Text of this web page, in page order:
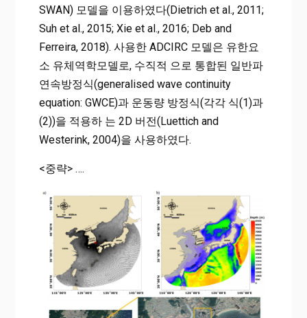
SWAN) 모델을 이용하였다(Dietrich et al., 2011;
Suh et al., 2015; Xie et al., 2016; Deb and
Ferreira, 2018). 사용한 ADCIRC 모델은 유한요
소 유체역학모델로, 수직적 으로 통합된 일반파
연속방정식(generalised wave continuity
equation: GWCE)과 운동량 방정식(각각 식(1)과
(2))을 적용하 는 2D 버전(Luettich and
Westerink, 2004)을 사용하였다.
<중략> ….